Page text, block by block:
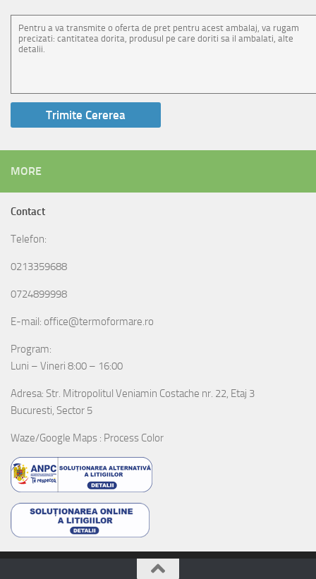
MORE
Contact
Telefon:
0213359688
0724899998
E-mail: office@termoformare.ro
Program:
Luni – Vineri 8:00 – 16:00
Adresa: Str. Mitropolitul Veniamin Costache nr. 22, Etaj 3
Bucuresti, Sector 5
Waze/Google Maps : Process Color